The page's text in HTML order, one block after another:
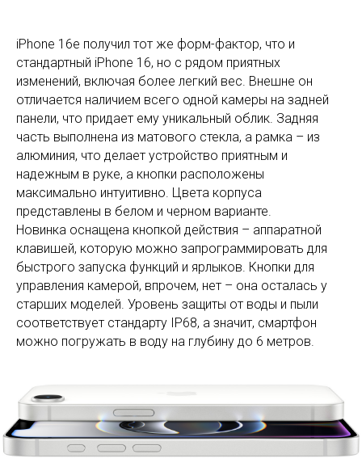
iPhone 16e получил тот же форм-фактор, что и
стандартный iPhone 16, но с рядом приятных
изменений, включая более легкий вес. Внешне он
отличается наличием всего одной камеры на задней
панели, что придает ему уникальный облик. Задняя
часть выполнена из матового стекла, а рамка – из
алюминия, что делает устройство приятным и
надежным в руке, а кнопки расположены
максимально интуитивно. Цвета корпуса
представлены в белом и черном варианте.
Новинка оснащена кнопкой действия – аппаратной
клавишей, которую можно запрограммировать для
быстрого запуска функций и ярлыков. Кнопки для
управления камерой, впрочем, нет – она осталась у
старших моделей. Уровень защиты от воды и пыли
соответствует стандарту IP68, а значит, смартфон
можно погружать в воду на глубину до 6 метров.